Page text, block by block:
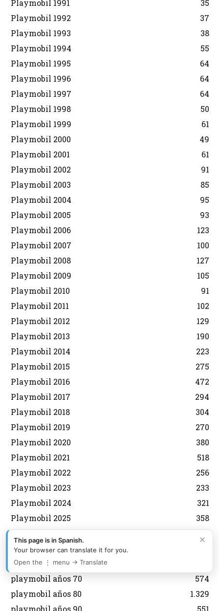
Playmobil 1991
35
Playmobil 1992
37
Playmobil 1993
38
Playmobil 1994
55
Playmobil 1995
64
Playmobil 1996
64
Playmobil 1997
64
Playmobil 1998
50
Playmobil 1999
61
Playmobil 2000
49
Playmobil 2001
61
Playmobil 2002
91
Playmobil 2003
85
Playmobil 2004
95
Playmobil 2005
93
Playmobil 2006
123
Playmobil 2007
100
Playmobil 2008
127
Playmobil 2009
105
Playmobil 2010
91
Playmobil 2011
102
Playmobil 2012
129
Playmobil 2013
190
Playmobil 2014
223
Playmobil 2015
275
Playmobil 2016
472
Playmobil 2017
294
Playmobil 2018
304
Playmobil 2019
270
Playmobil 2020
380
Playmobil 2021
518
Playmobil 2022
256
Playmobil 2023
233
Playmobil 2024
321
Playmobil 2025
358
Playmobil 2026
330
playmobil animales
Playmobil años 2000
playmobil años 70
574
playmobil años 80
1.329
playmobil años 90
551
×
This page is in Spanish.
Your browser can translate it for you.
Open the ⋮ menu → Translate